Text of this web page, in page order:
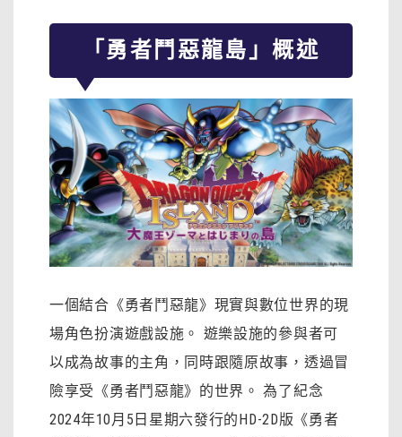
「勇者鬥惡龍島」概述
一個結合《勇者鬥惡龍》現實與數位世界的現
場角色扮演遊戲設施。 遊樂設施的參與者可
以成為故事的主角，同時跟隨原故事，透過冒
險享受《勇者鬥惡龍》的世界。 為了紀念
2024年10月5日星期六發行的HD-2D版《勇者